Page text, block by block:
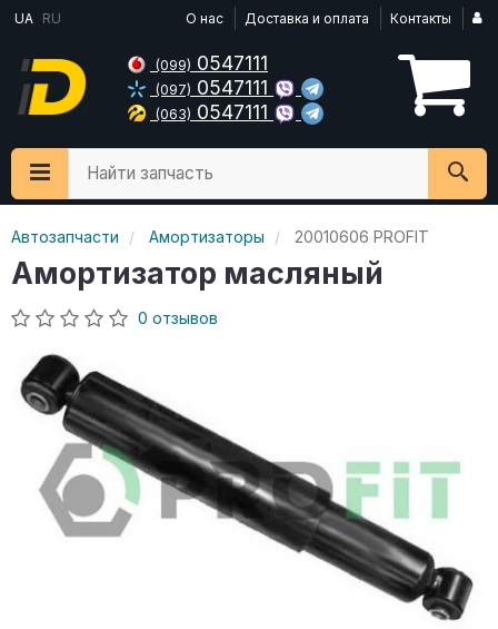
UA RU О нас Доставка и оплата Контакты
(099) 0547111
(097) 0547111
(063) 0547111
Найти запчасть
Автозапчасти Амортизаторы 20010606 PROFIT
Амортизатор масляный
0 отзывов